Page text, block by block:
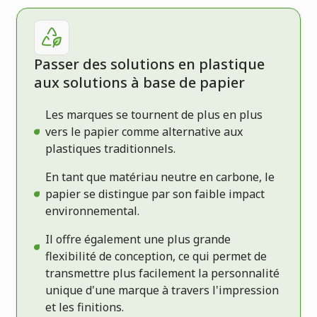
Passer des solutions en plastique
aux solutions à base de papier
Les marques se tournent de plus en plus
vers le papier comme alternative aux
plastiques traditionnels.
En tant que matériau neutre en carbone, le
papier se distingue par son faible impact
environnemental.
Il offre également une plus grande
flexibilité de conception, ce qui permet de
transmettre plus facilement la personnalité
unique d'une marque à travers l'impression
et les finitions.